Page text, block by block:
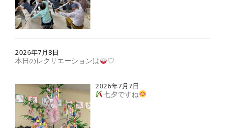
2026年7月8日
本日のレクリエーションは ♡
2026年7月7日
七夕ですね